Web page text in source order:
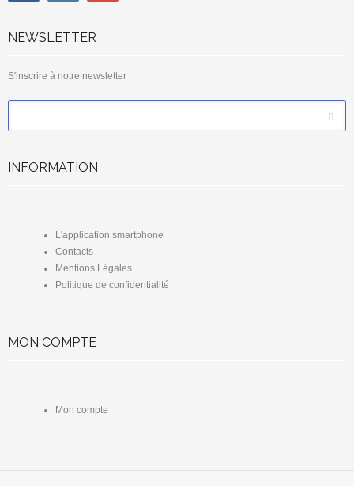
NEWSLETTER
S'inscrire à notre newsletter
INFORMATION
L'application smartphone
Contacts
Mentions Légales
Politique de confidentialité
MON COMPTE
Mon compte